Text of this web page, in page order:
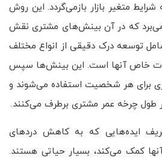
متغیر بازار بازمی‌گردد. این روش
می‌برد که در آن بینش‌های مشتری نقش
توسعه درک دقیقی از انواع مختلف
خاص آنها است. این بینش‌ها سپس
برای هر شخصیت استفاده می‌شوند و
طول چرخه عمر مشتری برطرف می‌کنند.
ایده‌هایی که به کاهش دردهای
کمک می‌کند، بسیار حیاتی هستند.